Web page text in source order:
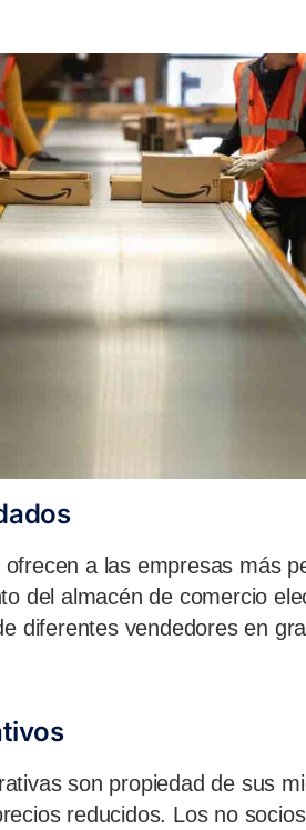
a las empresas más
del almacén de comercio
diferentes vendedores en
son propiedad de sus
reducidos. Los no